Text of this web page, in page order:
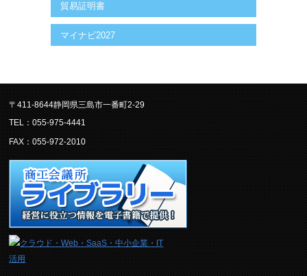
貿易証明書
マイナビ2027
〒411-8644静岡県三島市一番町2-29
TEL：055-975-4441
FAX：055-972-2010